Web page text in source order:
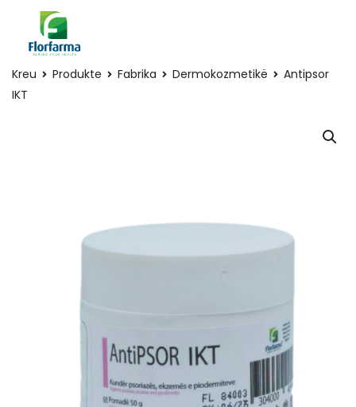
Kreu Produkte Fabrika Dermokozmetikë
Antipsor
IKT